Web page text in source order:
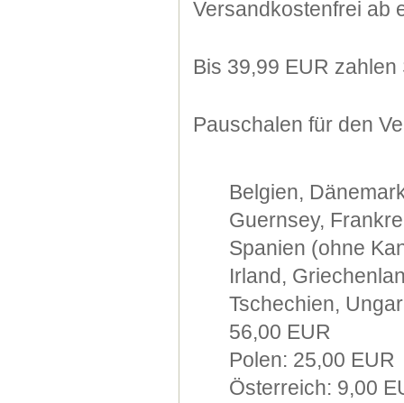
Versandkostenfrei ab
Bis 39,99 EUR
Pauschalen für den
Belgien,
Guernsey,
Spanien (ohne
Irland,
Tschechien,
56,00 EUR
Polen: 25,00 EUR
Österreich: 9,00